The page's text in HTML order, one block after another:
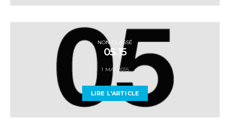
NON CLASSÉ
05.15
1 MAI 2015
LIRE L'ARTICLE